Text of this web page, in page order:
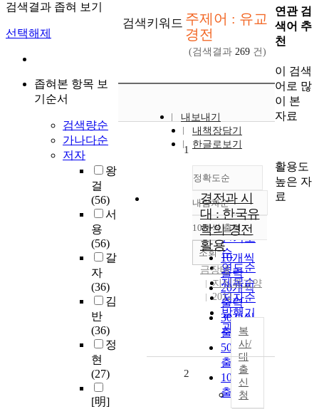
검색결과 좁혀 보기
선택해제
좁혀본 항목 보
기순서
검색량순
가나다순
저자
왕
걸
(56)
서
용
(56)
갈
자
(36)
김
반
(36)
정
현
(27)
[明]
검색키워드 주제어 : 유교
경전
(검색결과 269 건)
내보내기
내책장담기
한글로보기
정확도순
정확도
순
인기도
순
연도순
제목순
저자순
발행기
관순
내림차순
내림차순
10개씩 출력
10개씩
출력
20개씩
출력
30개씩
출력
50개씩
출력
100개씩
출력
조회
1
경전과 시
대 : 한국유
학의 경전
활용
금장태
지식과교양
2012
복
사/
대
출
신
청
2
연관 검
색어 추
천
이 검색
어로 많
이 본
자료
활용도
높은 자
료